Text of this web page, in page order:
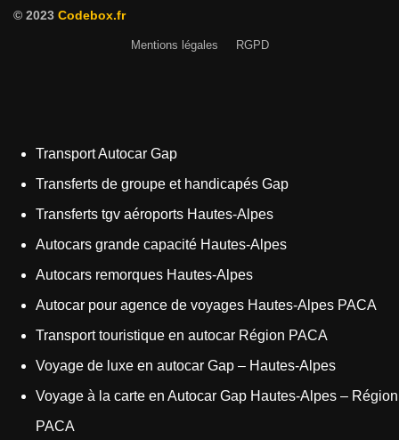
© 2023 Codebox.fr
Mentions légales RGPD
Transport Autocar Gap
Transferts de groupe et handicapés Gap
Transferts tgv aéroports Hautes-Alpes
Autocars grande capacité Hautes-Alpes
Autocars remorques Hautes-Alpes
Autocar pour agence de voyages Hautes-Alpes PACA
Transport touristique en autocar Région PACA
Voyage de luxe en autocar Gap – Hautes-Alpes
Voyage à la carte en Autocar Gap Hautes-Alpes – Région
PACA